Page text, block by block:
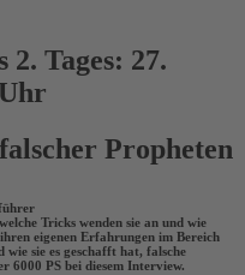
Tages: 27.
Propheten
Tricks wenden sie an und wie
eigenen Erfahrungen im Bereich
sie es geschafft hat, falsche
6000 PS bei diesem Interview.